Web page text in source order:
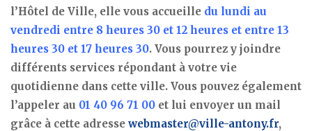
l’Hôtel de Ville, elle vous accueille du lundi au
vendredi entre 8 heures 30 et 12 heures et entre 13
heures 30 et 17 heures 30. Vous pourrez y joindre
différents services répondant à votre vie
quotidienne dans cette ville. Vous pouvez également
l’appeler au 01 40 96 71 00 et lui envoyer un mail
grâce à cette adresse webmaster@ville-antony.fr,